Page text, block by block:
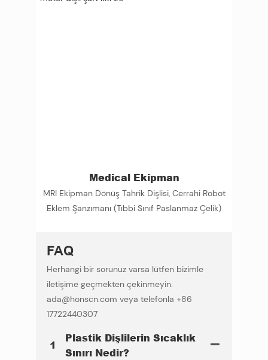
Medical Ekipman
MRI Ekipman Dönüş Tahrik Dişlisi, Cerrahi Robot
Eklem Şanzımanı (Tıbbi Sınıf Paslanmaz Çelik)
FAQ
Herhangi bir sorunuz varsa lütfen bizimle
iletişime geçmekten çekinmeyin.
ada@honscn.com veya telefonla +86
17722440307
1
Plastik Dişlilerin Sıcaklık
Sınırı Nedir?